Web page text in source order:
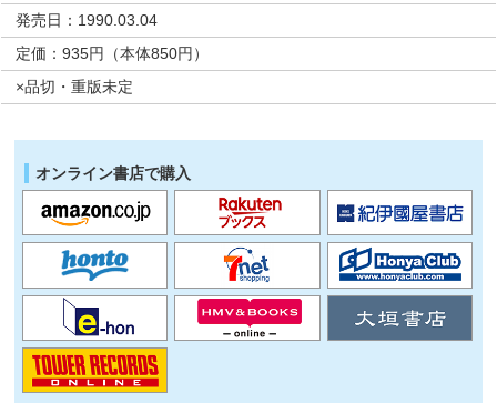
発売日：1990.03.04
定価：935円（本体850円）
×品切・重版未定
オンライン書店で購入